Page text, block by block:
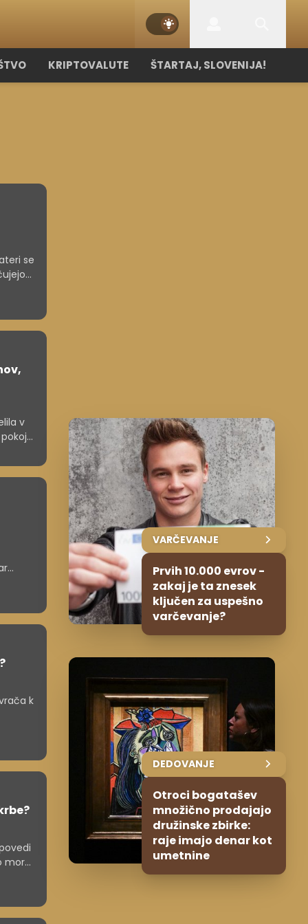
KRIPTOVALUTE ŠTARTAJ, SLOVENIJA!
se
v
k
VARČEVANJE
Prvih 10.000 evrov -
zakaj je ta znesek
ključen za uspešno
varčevanje?
DEDOVANJE
Otroci bogatašev
množično prodajajo
družinske zbirke:
raje imajo denar kot
umetnine